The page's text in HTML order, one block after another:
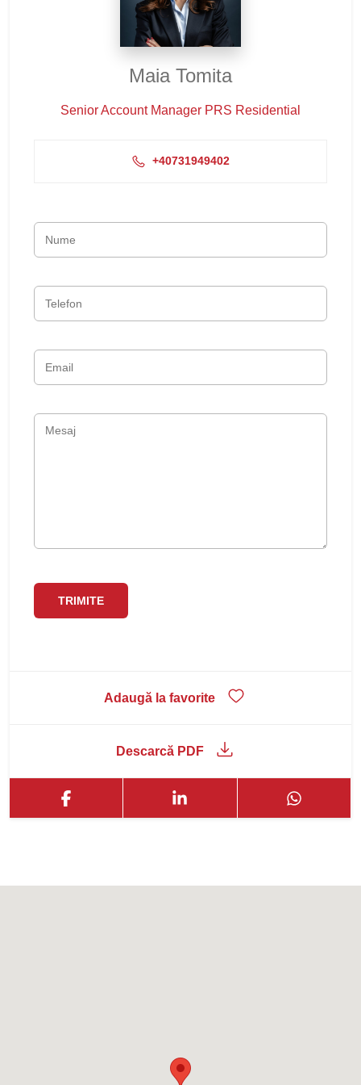
Maia Tomita
Senior Account Manager PRS Residential
+40731949402
Adaugă la favorite
Descarcă PDF